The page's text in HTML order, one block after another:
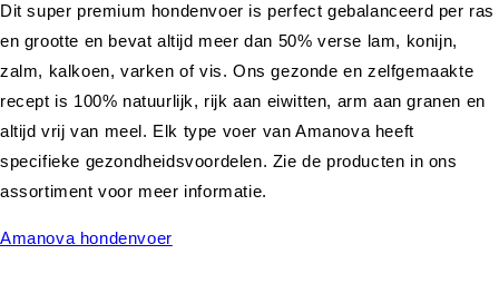
Dit super premium hondenvoer is perfect gebalanceerd per ras
en grootte en bevat altijd meer dan 50% verse lam, konijn,
zalm, kalkoen, varken of vis. Ons gezonde en zelfgemaakte
recept is 100% natuurlijk, rijk aan eiwitten, arm aan granen en
altijd vrij van meel. Elk type voer van Amanova heeft
specifieke gezondheidsvoordelen. Zie de producten in ons
assortiment voor meer informatie.
Amanova hondenvoer